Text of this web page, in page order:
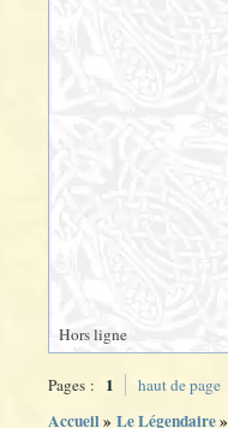
Hors ligne
Pages : 1 haut de page
Accueil» Le Légendaire»